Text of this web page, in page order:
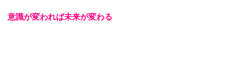
意識が変われば未来が変わる